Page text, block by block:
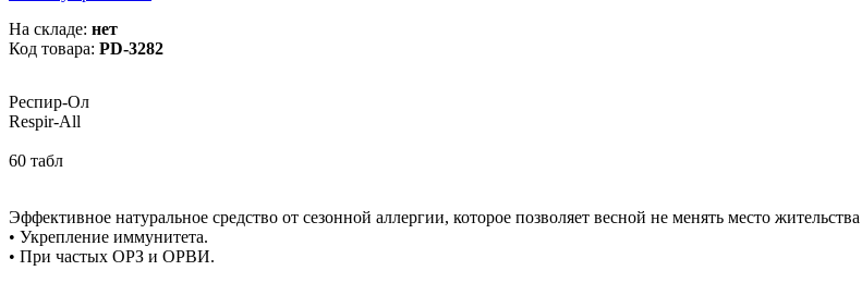
На складе: нет
Код товара: PD-3282
Респир-Ол
Respir-All
60 табл
Эффективное натуральное средство от сезонной аллергии, которое позволяет весной не менять место
• Укрепление иммунитета.
• При частых ОРЗ и ОРВИ.